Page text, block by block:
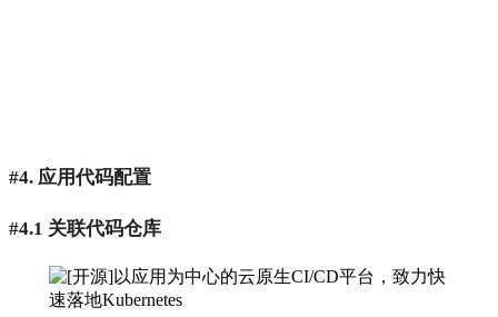
#4. 应用代码配置
#4.1 关联代码仓库